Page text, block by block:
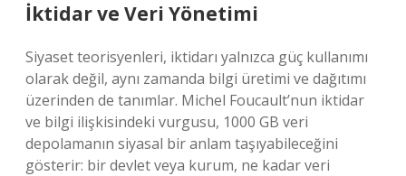
İktidar ve Veri Yönetimi
Siyaset teorisyenleri, iktidarı yalnızca güç kullanımı
olarak değil, aynı zamanda bilgi üretimi ve dağıtımı
üzerinden de tanımlar. Michel Foucault’nun iktidar
ve bilgi ilişkisindeki vurgusu, 1000 GB veri
depolamanın siyasal bir anlam taşıyabileceğini
gösterir: bir devlet veya kurum, ne kadar veri